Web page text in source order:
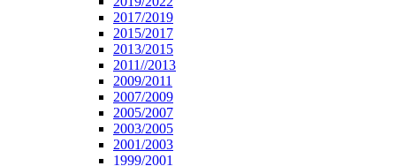
2017/2019
2015/2017
2013/2015
2011//2013
2009/2011
2007/2009
2005/2007
2003/2005
2001/2003
1999/2001